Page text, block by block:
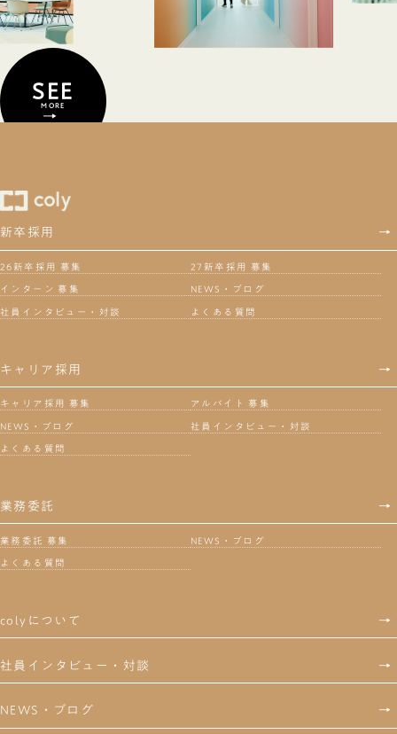
SEE
MORE
→
新卒採用 →
26新卒採用 募集 27新卒採用 募集
インターン 募集 NEWS・ブログ
社員インタビュー・対談 よくある質問
キャリア採用 →
キャリア採用 募集 アルバイト 募集
NEWS・ブログ 社員インタビュー・対談
よくある質問
業務委託 →
業務委託 募集 NEWS・ブログ
よくある質問
colyについて →
社員インタビュー・対談 →
NEWS・ブログ →